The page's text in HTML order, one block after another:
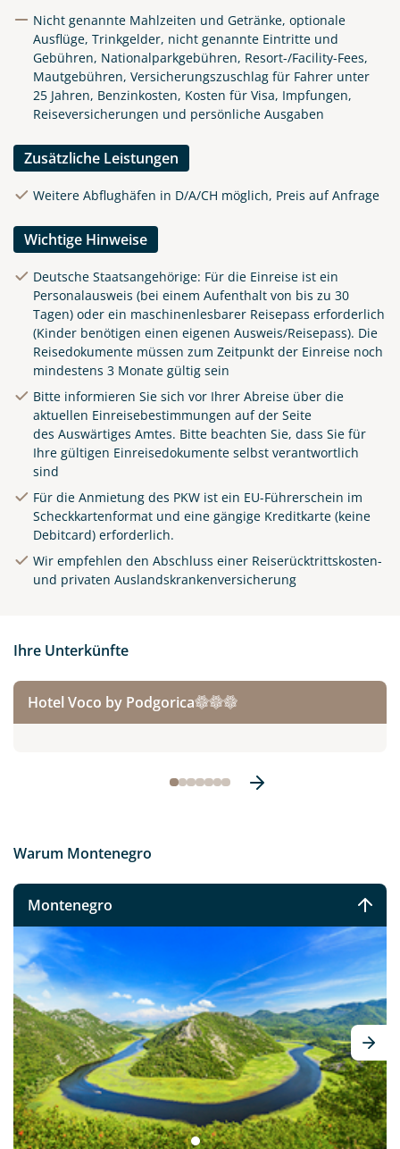
Nicht genannte Mahlzeiten und Getränke, optionale
Ausflüge, Trinkgelder, nicht genannte Eintritte und
Gebühren, Nationalparkgebühren, Resort-/Facility-Fees,
Mautgebühren, Versicherungszuschlag für Fahrer unter
25 Jahren, Benzinkosten, Kosten für Visa, Impfungen,
Reiseversicherungen und persönliche Ausgaben
Zusätzliche Leistungen
Weitere Abflughäfen in D/A/CH möglich, Preis auf Anfrage
Wichtige Hinweise
Deutsche Staatsangehörige: Für die Einreise ist ein
Personalausweis (bei einem Aufenthalt von bis zu 30
Tagen) oder ein maschinenlesbarer Reisepass erforderlich
(Kinder benötigen einen eigenen Ausweis/Reisepass). Die
Reisedokumente müssen zum Zeitpunkt der Einreise noch
mindestens 3 Monate gültig sein
Bitte informieren Sie sich vor Ihrer Abreise über die
aktuellen Einreisebestimmungen auf der Seite
des Auswärtiges Amtes. Bitte beachten Sie, dass Sie für
Ihre gültigen Einreisedokumente selbst verantwortlich
sind
Für die Anmietung des PKW ist ein EU-Führerschein im
Scheckkartenformat und eine gängige Kreditkarte (keine
Debitcard) erforderlich.
Wir empfehlen den Abschluss einer Reiserücktrittskosten-
und privaten Auslandskrankenversicherung
Ihre Unterkünfte
Hotel Voco by Podgorica
Warum Montenegro
Montenegro